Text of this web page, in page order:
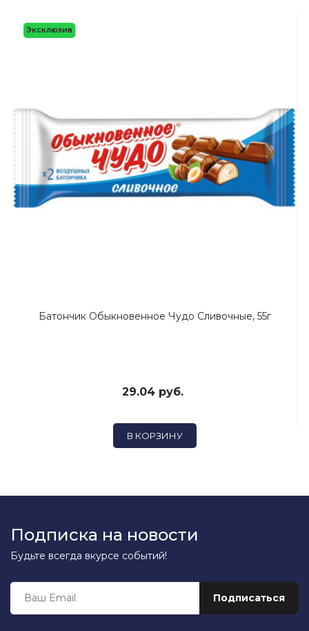
Эксклюзив
Батончик Обыкновенное Чудо Сливочные, 55г
29.04 руб.
В КОРЗИНУ
Подписка на новости
Будьте всегда вкурсе событий!